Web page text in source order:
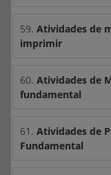
59. Atividades de
imprimir
60. Atividades de
fundamental
61. Atividades de
Fundamental